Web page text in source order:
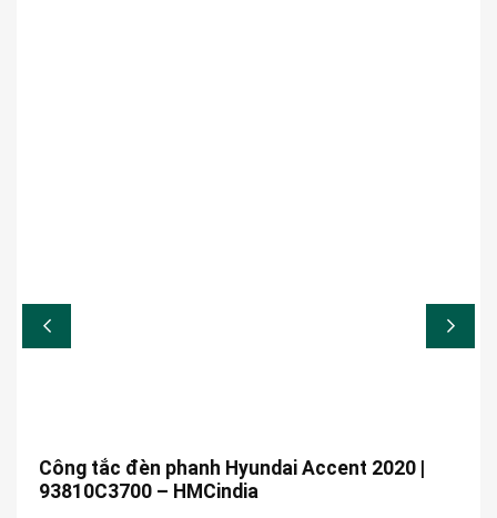
Công tắc đèn phanh Hyundai Accent 2020 |
93810C3700 – HMCindia